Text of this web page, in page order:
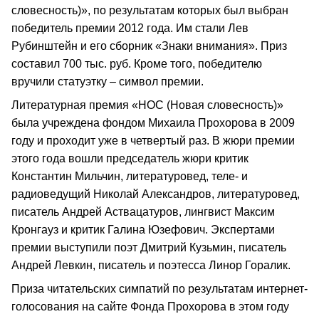
словесность)», по результатам которых был выбран
победитель премии 2012 года. Им стали Лев
Рубинштейн и его сборник «Знаки внимания». Приз
составил 700 тыс. руб. Кроме того, победителю
вручили статуэтку – символ премии.
Литературная премия «НОС (Новая словесность)»
была учреждена фондом Михаила Прохорова в 2009
году и проходит уже в четвертый раз. В жюри премии
этого года вошли председатель жюри критик
Константин Мильчин, литературовед, теле- и
радиоведущий Николай Александров, литературовед,
писатель Андрей Аствацатуров, лингвист Максим
Кронгауз и критик Галина Юзефович. Экспертами
премии выступили поэт Дмитрий Кузьмин, писатель
Андрей Левкин, писатель и поэтесса Линор Горалик.
Приза читательских симпатий по результатам интернет-
голосования на сайте Фонда Прохорова в этом году